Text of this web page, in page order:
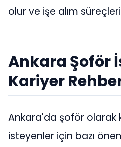
olur ve işe alım
Ankara Şoför
Kariyer
Ankara'da şoför olarak
isteyenler için bazı